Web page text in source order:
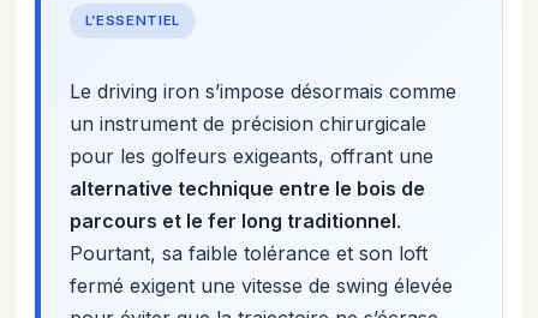
L’ESSENTIEL
Le driving iron s’impose désormais comme
un instrument de précision chirurgicale
pour les golfeurs exigeants, offrant une
alternative technique entre le bois de
parcours et le fer long traditionnel.
Pourtant, sa faible tolérance et son loft
fermé exigent une vitesse de swing élevée